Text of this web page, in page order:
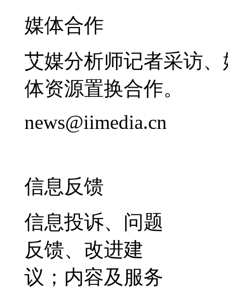
媒体合作
艾媒分析师记者采访
体资源置换合作。
news@iimedia.cn
信息反馈
信息投诉、问题
反馈、改进建
议；内容及服务